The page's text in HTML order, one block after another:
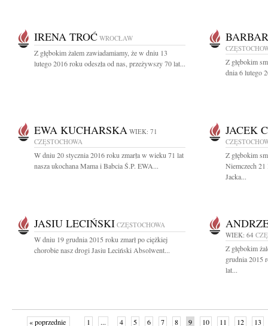
IRENA TROĆ WROCŁAW
Z głębokim żalem zawiadamiamy, że w dniu 13
lutego 2016 roku odeszła od nas, przeżywszy 70 lat...
Z głębokim
dnia 6 lutego
EWA KUCHARSKA WIEK: 71
CZĘSTOCHOWA
W dniu 20 stycznia 2016 roku zmarła w wieku 71 lat
nasza ukochana Mama i Babcia Ś.P. EWA...
JACEK
Z głębokim
Niemczech
Jacka...
JASIU LECIŃSKI CZĘSTOCHOWA
W dniu 19 grudnia 2015 roku zmarł po ciężkiej
chorobie nasz drogi Jasiu Leciński Absolwent...
WIEK: 64
Z głębokim
grudnia 2015
lat...
« poprzednie 1 ... 4 5 6 7 8 9 10 11 12 13